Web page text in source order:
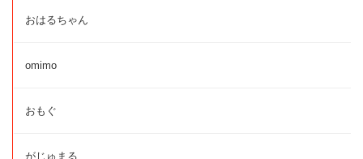
おはるちゃん
omimo
おもぐ
がじゅまる